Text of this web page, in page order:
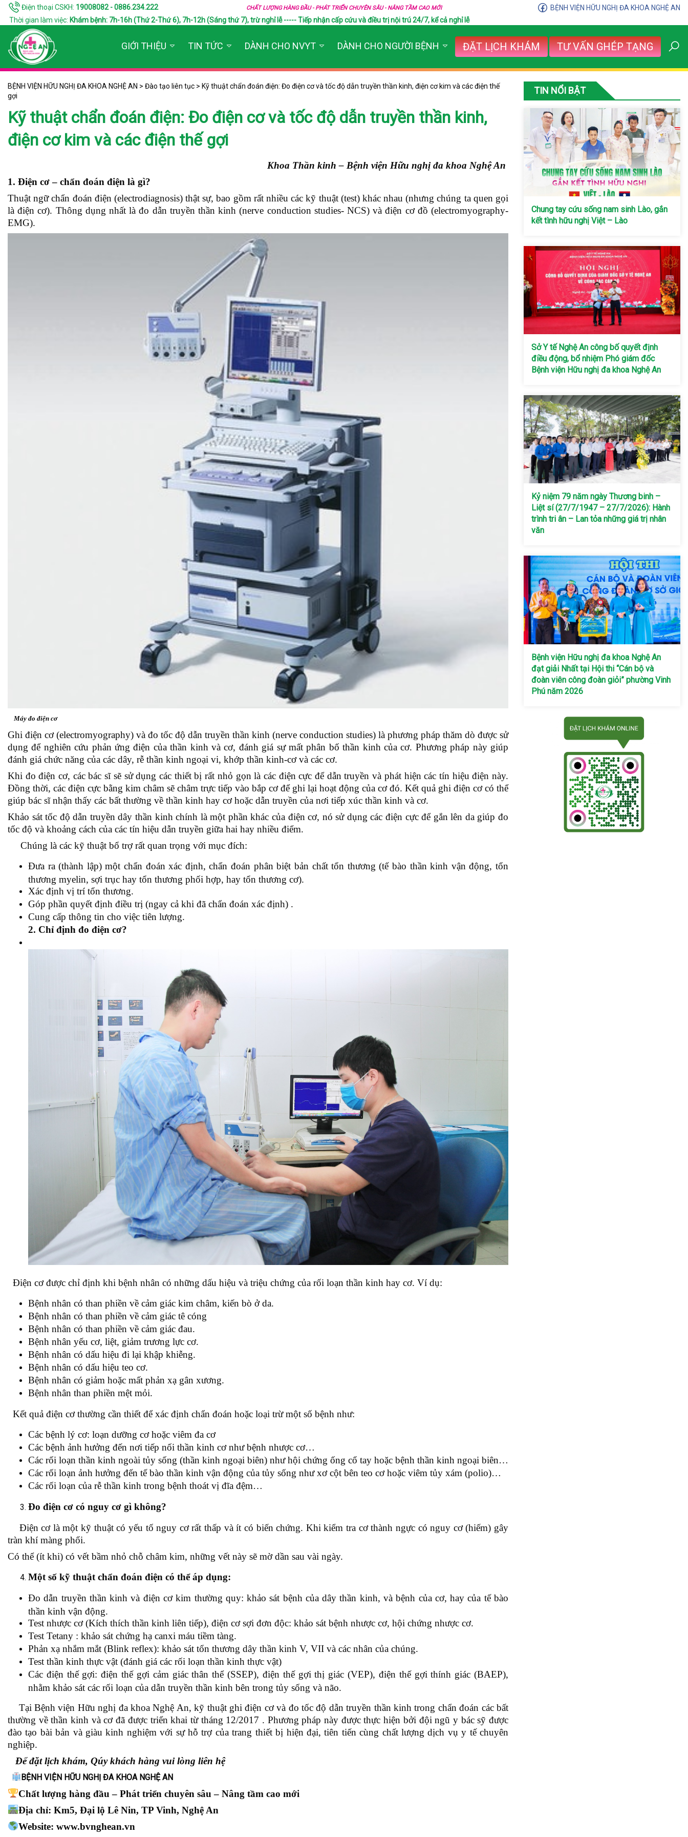
Điện thoại CSKH: 19008082 - 0886.234.222 CHẤT LƯỢNG HÀNG ĐẦU - PHÁT TRIỂN CHUYÊN SÂU - NÂNG TẦM CAO MỚI
BỆNH VIỆN HỮU NGHỊ ĐA KHOA NGHỆ AN
Thời gian làm việc: Khám bệnh: 7h-16h (Thứ 2-Thứ 6), 7h-12h (Sáng thứ 7), trừ nghỉ lễ ----- Tiếp nhận cấp cứu và điều trị nội trú 24/7, kể cả nghỉ lễ
GIỚI THIỆU TIN TỨC DÀNH CHO NVYT DÀNH CHO NGƯỜI BỆNH ĐẶT LỊCH KHÁM TƯ VẤN GHÉP TẠNG
BỆNH VIỆN HỮU NGHỊ ĐA KHOA NGHỆ AN > Đào tạo liên tục > Kỹ thuật chẩn đoán điện: Đo điện cơ và tốc độ dẫn truyền thần kinh, điện cơ kim và các điện thế
gợi
Kỹ thuật chẩn đoán điện: Đo điện cơ và tốc độ dẫn truyền thần kinh,
điện cơ kim và các điện thế gợi
Khoa Thần kinh – Bệnh viện Hữu nghị đa khoa Nghệ An
1. Điện cơ – chẩn đoán điện là gì?
Thuật ngữ chẩn đoán điện (electrodiagnosis) thật sự, bao gồm rất nhiều các kỹ thuật (test) khác nhau (nhưng chúng ta quen gọi
là điện cơ). Thông dụng nhất là đo dẫn truyền thần kinh (nerve conduction studies- NCS) và điện cơ đồ (electromyography-
EMG).
Máy đo điện cơ
Ghi điện cơ (electromyography) và đo tốc độ dẫn truyền thần kinh (nerve conduction studies) là phương pháp thăm dò được sử
dụng để nghiên cứu phản ứng điện của thần kinh và cơ, đánh giá sự mất phân bố thần kinh của cơ. Phương pháp này giúp
đánh giá chức năng của các dây, rễ thần kinh ngoại vi, khớp thần kinh-cơ và các cơ.
Khi đo điện cơ, các bác sĩ sẽ sử dụng các thiết bị rất nhỏ gọn là các điện cực để dẫn truyền và phát hiện các tín hiệu điện này.
Đồng thời, các điện cực bằng kim châm sẽ châm trực tiếp vào bắp cơ để ghi lại hoạt động của cơ đó. Kết quả ghi điện cơ có thể
giúp bác sĩ nhận thấy các bất thường về thần kinh hay cơ hoặc dẫn truyền của nơi tiếp xúc thần kinh và cơ.
Khảo sát tốc độ dẫn truyền dây thần kinh chính là một phần khác của điện cơ, nó sử dụng các điện cực để gắn lên da giúp đo
tốc độ và khoảng cách của các tín hiệu dẫn truyền giữa hai hay nhiều điểm.
Chúng là các kỹ thuật bổ trợ rất quan trọng với mục đích:
Đưa ra (thành lập) một chẩn đoán xác định, chẩn đoán phân biệt bản chất tổn thương (tế bào thần kinh vận động, tổn
thương myelin, sợi trục hay tổn thương phối hợp, hay tổn thương cơ).
Xác định vị trí tổn thương.
Góp phần quyết định điều trị (ngay cả khi đã chẩn đoán xác định) .
Cung cấp thông tin cho việc tiên lượng.
2. Chỉ định đo điện cơ?
Điện cơ được chỉ định khi bệnh nhân có những dấu hiệu và triệu chứng của rối loạn thần kinh hay cơ. Ví dụ:
Bệnh nhân có than phiền về cảm giác kim châm, kiến bò ở da.
Bệnh nhân có than phiền về cảm giác tê cóng
Bệnh nhân có than phiền về cảm giác đau.
Bệnh nhân yếu cơ, liệt, giảm trương lực cơ.
Bệnh nhân có dấu hiệu đi lại khập khiễng.
Bệnh nhân có dấu hiệu teo cơ.
Bệnh nhân có giảm hoặc mất phản xạ gân xương.
Bệnh nhân than phiền mệt mỏi.
Kết quả điện cơ thường cần thiết để xác định chẩn đoán hoặc loại trừ một số bệnh như:
Các bệnh lý cơ: loạn dưỡng cơ hoặc viêm đa cơ
Các bệnh ảnh hưởng đến nơi tiếp nối thần kinh cơ như bệnh nhược cơ…
Các rối loạn thần kinh ngoài tủy sống (thần kinh ngoại biên) như hội chứng ống cổ tay hoặc bệnh thần kinh ngoại biên…
Các rối loạn ảnh hưởng đến tế bào thần kinh vận động của tủy sống như xơ cột bên teo cơ hoặc viêm tủy xám (polio)…
Các rối loạn của rễ thần kinh trong bệnh thoát vị đĩa đệm…
Đo điện cơ có nguy cơ gì không?
Điện cơ là một kỹ thuật có yếu tố nguy cơ rất thấp và ít có biến chứng. Khi kiểm tra cơ thành ngực có nguy cơ (hiếm) gây
tràn khí màng phổi.
Có thể (ít khi) có vết bầm nhỏ chỗ châm kim, những vết này sẽ mờ dần sau vài ngày.
Một số kỹ thuật chẩn đoán điện có thể áp dụng:
Đo dẫn truyền thần kinh và điện cơ kim thường quy: khảo sát bệnh của dây thần kinh, và bệnh của cơ, hay của tế bào
thần kinh vận động.
Test nhược cơ (Kích thích thần kinh liên tiếp), điện cơ sợi đơn độc: khảo sát bệnh nhược cơ, hội chứng nhược cơ.
Test Tetany : khảo sát chứng hạ canxi máu tiềm tàng.
Phản xạ nhắm mắt (Blink reflex): khảo sát tổn thương dây thần kinh V, VII và các nhân của chúng.
Test thần kinh thực vật (đánh giá các rối loạn thần kinh thực vật)
Các điện thế gợi: điện thế gợi cảm giác thân thể (SSEP), điện thế gợi thị giác (VEP), điện thế gợi thính giác (BAEP),
nhằm khảo sát các rối loạn của dẫn truyền thần kinh bên trong tủy sống và não.
Tại Bệnh viện Hữu nghị đa khoa Nghệ An, kỹ thuật ghi điện cơ và đo tốc độ dẫn truyền thần kinh trong chẩn đoán các bất
thường về thần kinh và cơ đã được triển khai từ tháng 12/2017 . Phương pháp này được thực hiện bởi đội ngũ y bác sỹ được
đào tạo bài bản và giàu kinh nghiệm với sự hỗ trợ của trang thiết bị hiện đại, tiên tiến cùng chất lượng dịch vụ y tế chuyên
nghiệp.
Để đặt lịch khám, Qúy khách hàng vui lòng liên hệ
BỆNH VIỆN HỮU NGHỊ ĐA KHOA NGHỆ AN
Chất lượng hàng đầu – Phát triển chuyên sâu – Nâng tầm cao mới
Địa chỉ: Km5, Đại lộ Lê Nin, TP Vinh, Nghệ An
Website:www.bvnghean.vn
TIN NỔI BẬT
Chung tay cứu sống nam sinh Lào, gắn
kết tình hữu nghị Việt – Lào
Sở Y tế Nghệ An công bố quyết định
điều động, bổ nhiệm Phó giám đốc
Bệnh viện Hữu nghị đa khoa Nghệ An
Kỷ niệm 79 năm ngày Thương binh –
Liệt sí (27/7/1947 – 27/7/2026): Hành
trình tri ân – Lan tỏa những giá trị nhân
văn
Bệnh viện Hữu nghị đa khoa Nghệ An
đạt giải Nhất tại Hội thi “Cán bộ và
đoàn viên công đoàn giỏi” phường Vinh
Phú năm 2026